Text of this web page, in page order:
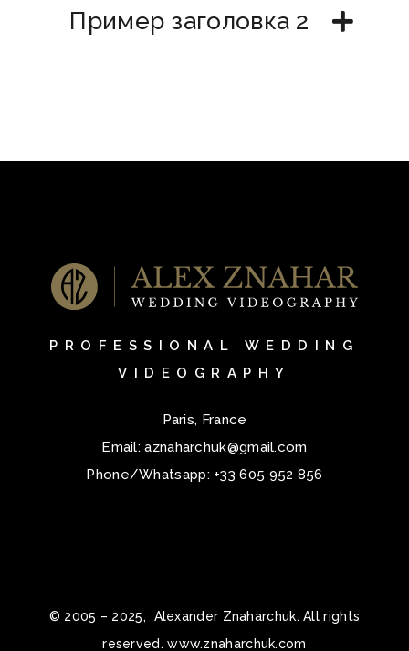
Пример заголовка 2
PROFESSIONAL WEDDING
VIDEOGRAPHY
Paris, France
Email:aznaharchuk@gmail.com
Phone/Whatsapp: +33 605 952 856
© 2005 – 2025, Alexander Znaharchuk. All rights
reserved. www.znaharchuk.com